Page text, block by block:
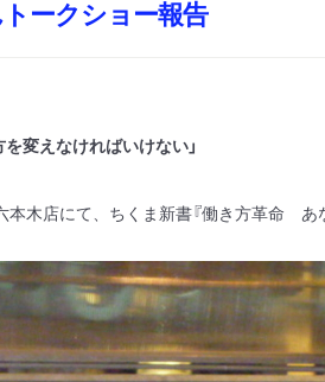
トークショー報告
変えなければいけない」
本木店にて、ちくま新書『働き方革命 あ